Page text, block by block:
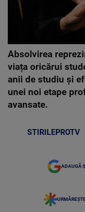
Absolvirea
viața oricărui
anii de studiu și
unei noi etape
avansate.
STIRILEPROTV
ADAUGĂ